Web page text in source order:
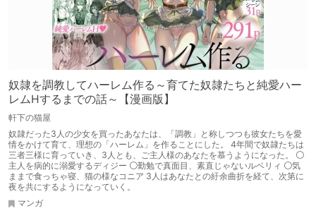
奴隷を調教してハーレム作る～育てた奴隷たちと純愛ハー
レムHするまでの話～【漫画版】
軒下の猫屋
奴隷だった3人の少女を買ったあなたは、「調教」と称しつつも彼女たちを愛
情をかけて育て、理想の「ハーレム」を作ることにした。 4年間で奴隷たちは
三者三様に育っていき、3人とも、ご主人様のあなたを慕うようになった。 ⚪
主人を病的に溺愛するディジー ⚪勤勉で真面目、素直じゃないルベリィ ⚪気
ままで食っちゃ寝、猫の様なコニア 3人はあなたとの紆余曲折を経て、次第に
夜を共にするようになっていく。
マンガ